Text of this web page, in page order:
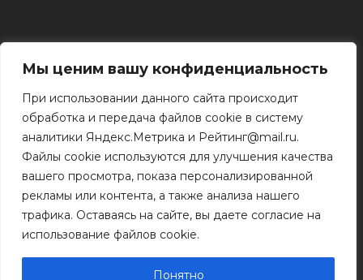
Мы ценим вашу конфиденциальность
При использовании данного сайта происходит
обработка и передача файлов cookie в систему
аналитики Яндекс.Метрика и Рейтинг@mail.ru.
Файлы cookie используются для улучшения качества
вашего просмотра, показа персонализированной
рекламы или контента, а также анализа нашего
трафика. Оставаясь на сайте, вы даете согласие на
использование файлов cookie.
Понятно
Поиск
разрешения правообладателя.